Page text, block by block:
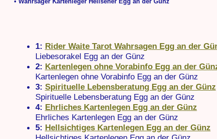
1: Rider Waite Tarot Wahrsagen Egg an der
Liebesorakel Egg an der Günz
2: Kartenlegen ohne Vorabinfo Egg an der
Kartenlegen ohne Vorabinfo Egg an der Günz
3: Spirituelle Lebensberatung Egg an der Günz
Spirituelle Lebensberatung Egg an der Günz
4: Ehrliches Kartenlegen Egg an der Günz
Ehrliches Kartenlegen Egg an der Günz
5: Hellsichtiges Kartenlegen Egg an der Günz